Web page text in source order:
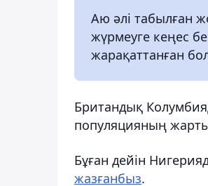
Аю әлі табылған
жүрмеуге кеңес
жарақаттанған
Британдық
популяцияның
Бұған дейін
жазғанбыз.